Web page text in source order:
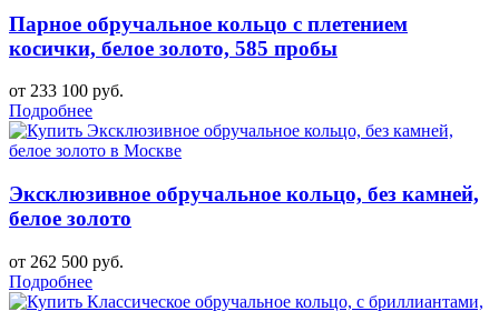
Парное обручальное кольцо с плетением
косички, белое золото, 585 пробы
от 233 100 руб.
Подробнее
Эксклюзивное обручальное кольцо, без камней,
белое золото
от 262 500 руб.
Подробнее